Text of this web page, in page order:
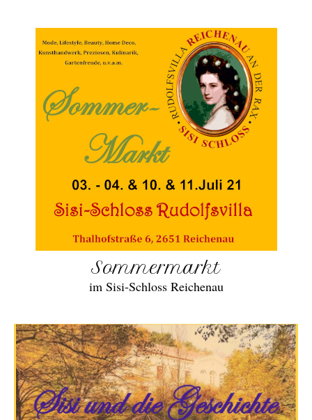
Sommermarkt
im Sisi-Schloss Reichenau